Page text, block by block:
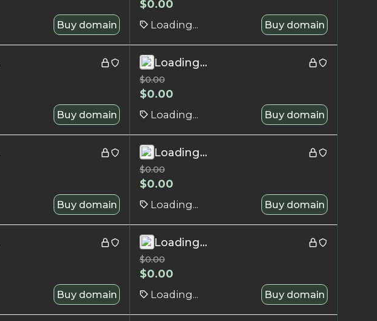
Buy domain
$0.00
Loading... Buy domain
Buy domain
Loading...
$0.00
$0.00
Loading... Buy domain
Buy domain
Loading...
$0.00
$0.00
Loading... Buy domain
Buy domain
Loading...
$0.00
$0.00
Loading... Buy domain